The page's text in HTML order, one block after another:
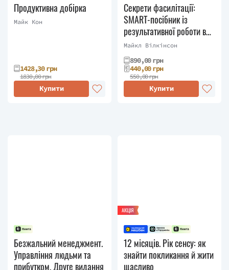
Продуктивна добірка
Майк Кон
1428,30 грн
1830,00 грн
Купити
Секрети фасилітації:
SMART-посібник із
результативної роботи в
групі
Майкл Вілкінсон
890,00 грн
440,00 грн
550,00 грн
Купити
Безжальний менеджмент.
Управління людьми та
прибутком. Друге видання
АКЦІЯ
12 місяців. Рік сенсу: як
знайти покликання й жити
щасливо